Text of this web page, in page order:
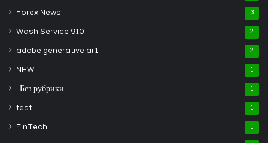
Forex News 3
Wash Service 910 2
adobe generative ai 1 2
NEW 1
! Без рубрики 1
test 1
FinTech 1